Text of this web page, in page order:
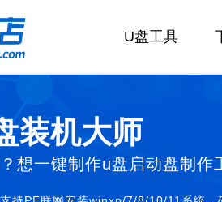
U盘工具
装机大师
想一键制作u盘启动盘制作